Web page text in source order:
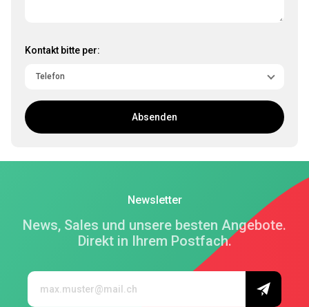
Kontakt bitte per:
Absenden
Newsletter
News, Sales und unsere besten Angebote.
Direkt in Ihrem Postfach.